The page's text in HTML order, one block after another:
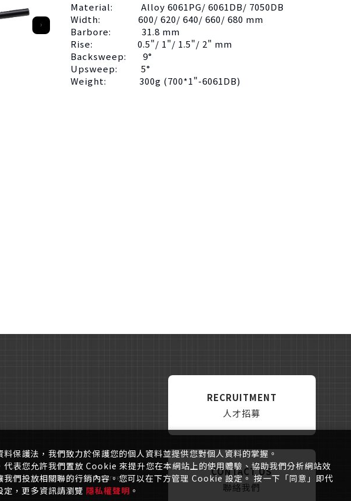
Material: Alloy 6061PG/ 6061DB/ 7050DB
Width: 600/ 620/ 640/ 660/ 680 mm
Barbore: 31.8 mm
Rise: 0.5"/ 1"/ 1.5"/ 2" mm
Backsweep: 9°
Upsweep: 5°
Weight: 300g (700*1"-6061DB)
CO., LTD.All Rights Reserved.
RECRUITMENT
人才招募
CONTACT US
聯絡我們
保護法，我們致力於保護您的個人資料並提供您對個人資料的掌握。
代表您允許我們置放 Cookie 來提升您在本網站上的使用體驗、協助我們分析網站效
我們投放相關聯的行銷內容。您可以在下方管理 Cookie 設定。 按一下「同意」即代
定，更多資訊請瀏覽 隱私權聲明 。